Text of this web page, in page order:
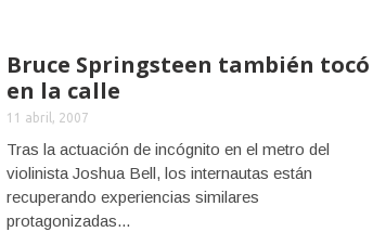
Bruce Springsteen también tocó
en la calle
11 abril, 2007
Tras la actuación de incógnito en el metro del
violinista Joshua Bell, los internautas están
recuperando experiencias similares
protagonizadas...